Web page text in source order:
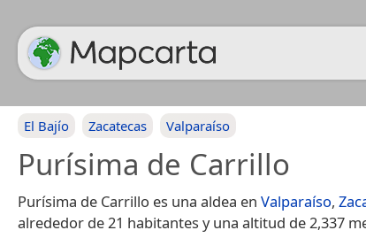
El Bajío Zacatecas Valparaíso
Purísima de Carrillo
Purísima de Carrillo es una aldea en Valparaíso,
alrededor de 21 habitantes y una altitud de 2,337